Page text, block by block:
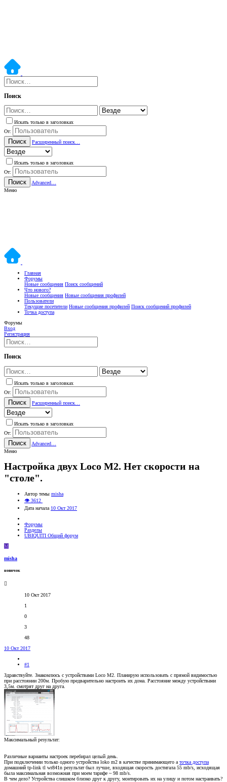
Поиск
Искать только в заголовках
От:
Поиск Расширенный поиск…
Искать только в заголовках
От:
Поиск
Advanced…
Меню
Главная
Форумы
Новые сообщения Поиск сообщений
Что нового?
Новые сообщения Новые сообщения профилей
Пользователи
Текущие посетители Новые сообщения профилей Поиск сообщений профилей
Точка доступа
Форумы
Вход
Регистрация
Поиск
Искать только в заголовках
От:
Поиск Расширенный поиск…
Искать только в заголовках
От:
Поиск
Advanced…
Меню
Настройка двух Loco M2. Нет скорости на
"столе".
Автор темы misha
👁 3612
Дата начала 10 Окт 2017
Форумы
Разделы
UBIQUITI Общий форум
M
misha
новичок
10 Окт 2017
1
0
3
48
10 Окт 2017
#1
Здравствуйте. Знакомлюсь с устройствами Loco M2. Планирую использовать с прямой видимостью
при расстоянии 200м. Пробую предварительно настроить их дома. Расстояние между устройствами
3,5м. смотрят друг на друга.
Максимальный результат:
Различные варианты настроек перебирал целый день.
При подключении только одного устройства loko m2 в качестве принимающего а точка доступа
домашний tp-link tl wr841n результат был лучше, входящая скорость достигала 55 mb/s, исходящая
была максимальная возможная при моем тарифе ~ 98 mb/s.
В чем дело? Устройства слишком близко друг к другу, монтировать их на улицу и потом настраивать?